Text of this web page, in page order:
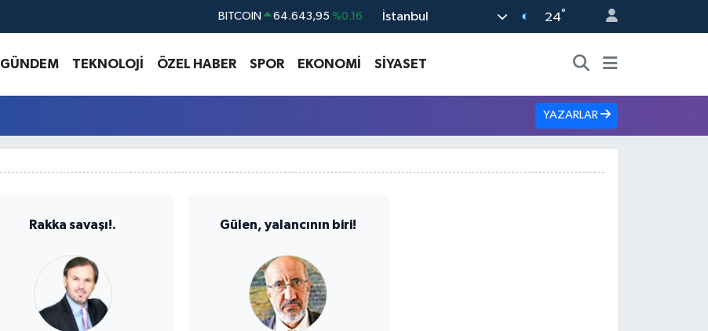
BITCOIN 64.643,95 %0.16 İstanbul 24°
GÜNDEM TEKNOLOJİ ÖZEL HABER SPOR EKONOMİ SİYASET
YAZARLAR
Rakka savaşı!. Gülen, yalancının biri!